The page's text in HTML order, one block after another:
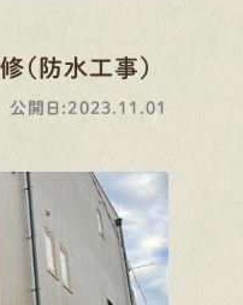
防水工事）
公開日:2023.11.01